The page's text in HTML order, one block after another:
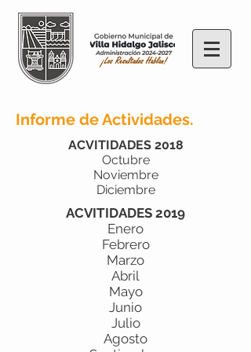
Informe de Actividades.
ACVITIDADES 2018
Octubre
Noviembre
Diciembre
ACVITIDADES 2019
Enero
Febrero
Marzo
Abril
Mayo
Junio
Julio
Agosto